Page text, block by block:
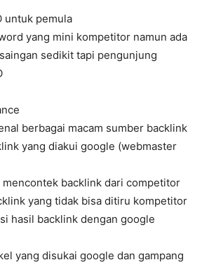
untuk pemula
yang mini kompetitor namun ada
sedikit tapi pengunjung
berbagai macam sumber backlink
yang diakui google (webmaster
mencontek backlink dari competitor
yang tidak bisa ditiru kompetitor
hasil backlink dengan google
yang disukai google dan gampang